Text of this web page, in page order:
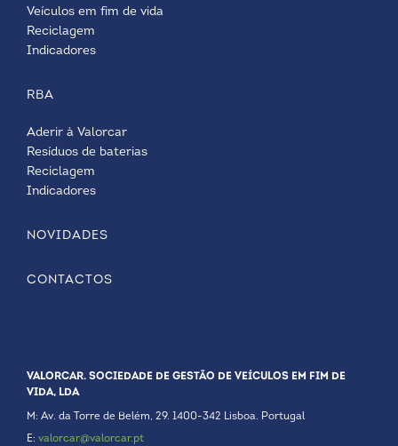
Veículos em fim de vida
Reciclagem
Indicadores
RBA
Aderir à Valorcar
Resíduos de baterias
Reciclagem
Indicadores
NOVIDADES
CONTACTOS
VALORCAR. SOCIEDADE DE GESTÃO DE VEÍCULOS EM FIM DE
VIDA, LDA
M: Av. da Torre de Belém, 29. 1400-342 Lisboa. Portugal
E: valorcar@valorcar.pt